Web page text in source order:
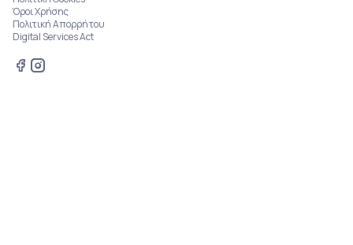
Όροι Χρήσης
Πολιτική Απορρήτου
Digital Services Act